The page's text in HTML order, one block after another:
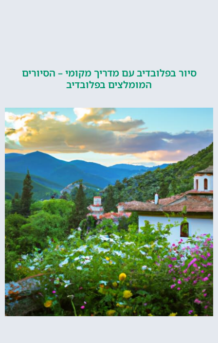
בפלובדיב עם מדריך מקומי – הסיורים
המומלצים בפלובדיב